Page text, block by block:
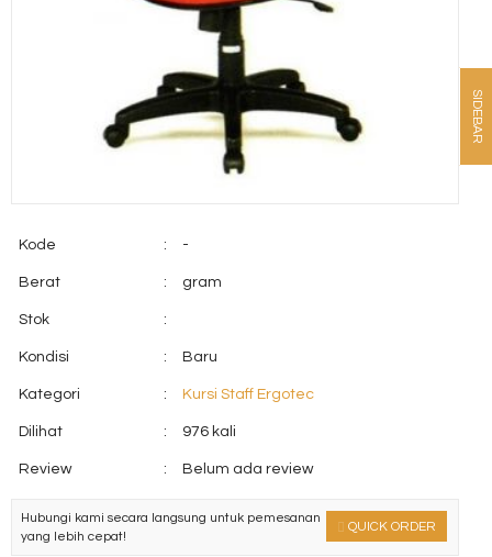
Kode : -
Berat : gram
Stok :
Kondisi : Baru
Kategori : Kursi Staff Ergotec
Dilihat : 976 kali
Review : Belum ada review
QUICK ORDER
Hubungi kami secara langsung untuk pemesanan
yang lebih cepat!
SIDEBAR